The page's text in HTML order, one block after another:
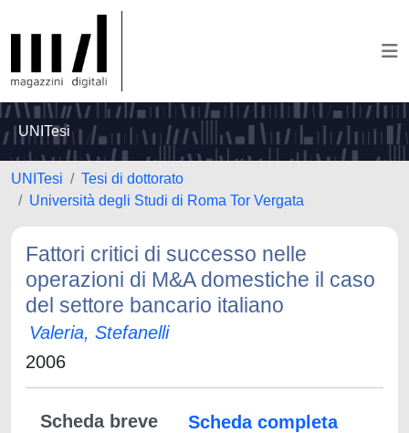
UNITesi
UNITesi
Tesi di dottorato
Università degli Studi di Roma Tor Vergata
Fattori critici di successo nelle
operazioni di M&A domestiche il caso
del settore bancario italiano
Valeria, Stefanelli
2006
Scheda breve
Scheda completa